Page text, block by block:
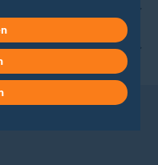
du in unserer